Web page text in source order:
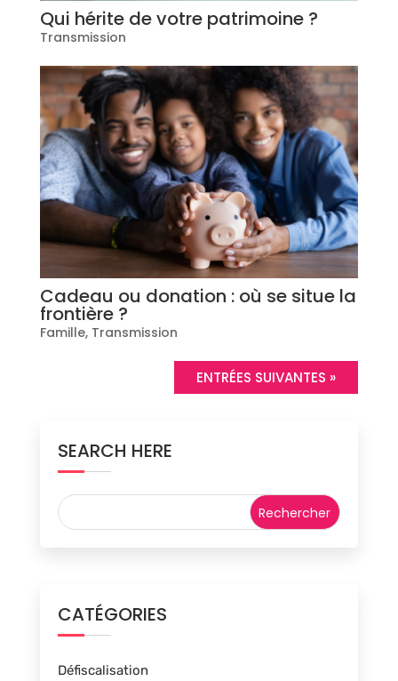
Qui hérite de votre patrimoine ?
Transmission
Cadeau ou donation : où se situe la
frontière ?
Famille, Transmission
ENTRÉES SUIVANTES »
SEARCH HERE
CATÉGORIES
Défiscalisation